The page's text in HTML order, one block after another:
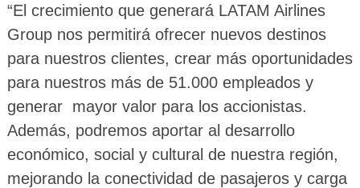
“El crecimiento que generará LATAM Airlines
Group nos permitirá ofrecer nuevos destinos
para nuestros clientes, crear más oportunidades
para nuestros más de 51.000 empleados y
generar mayor valor para los accionistas.
Además, podremos aportar al desarrollo
económico, social y cultural de nuestra región,
mejorando la conectividad de pasajeros y carga